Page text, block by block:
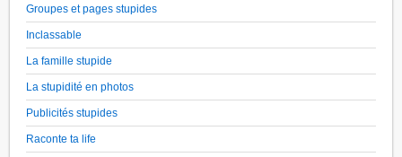
Groupes et pages stupides
Inclassable
La famille stupide
La stupidité en photos
Publicités stupides
Raconte ta life